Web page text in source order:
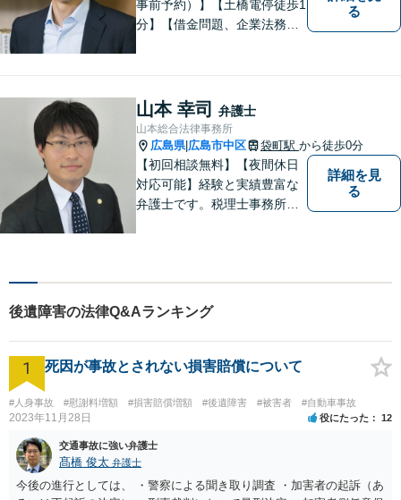
事前予約）】【土橋電停徒歩1
分】【借金問題、企業法務、
件を多く取り扱っておりま
す。お気軽に問い合わせくだ
さい。
る
山本 幸司 弁護士
山本総合法律事務所
広島県| 広島市中区 袋町駅 から徒歩0分
【初回相談無料】【夜間休日
対応可能】経験と実績豊富な
弁護士です。税理士事務所と
ての一番の喜びです。依頼者
の方の気持ちに寄り添い誠実
に対応することを心がけてい
ます。
詳細を見
る
後遺障害の法律Q&Aランキング
1 死因が事故とされない損害賠償について
#人身事故 #慰謝料増額 #損害賠償増額 #後遺障害 #被害者 #自動車事故
2023年11月28日 役にたった 12
交通事故に強い弁護士
髙橋 俊太 弁護士
今後の進行としては、 ・警察による聞き取り調査 ・加害者の起訴（あ